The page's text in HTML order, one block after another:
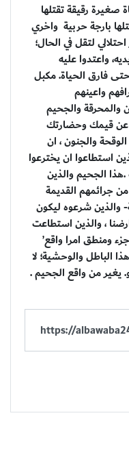
صغيرة رقيقة تقتلها
بارجة حربية واخري
لتقل في الحال؛
واعتدوا عليه
فارق الحياة. مكبل
واعينهم
والمحرقة والجحيم
عن قيمك وحضارتك
والجنون ، ان
استطاعوا ان يخترعوا
الجحيم والذين
جرائمهم القديمة
والذين شرعوه ليكون
، والذين استطاعت
ومنطق امرا واقع’
الباطل والوحشية؛ لا
يغير من واقع الجحيم .